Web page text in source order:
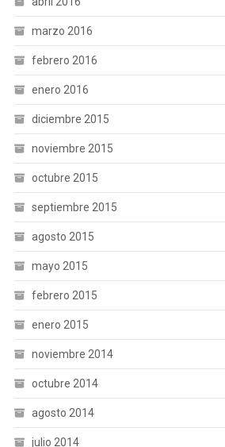
marzo 2016
febrero 2016
enero 2016
diciembre 2015
noviembre 2015
octubre 2015
septiembre 2015
agosto 2015
mayo 2015
febrero 2015
enero 2015
noviembre 2014
octubre 2014
agosto 2014
julio 2014